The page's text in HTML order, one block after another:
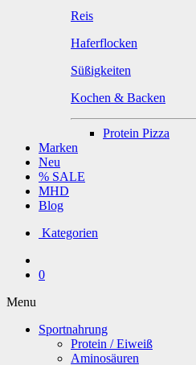
Reis
Haferflocken
Süßigkeiten
Kochen & Backen
Protein Pizza
Marken
Neu
% SALE
MHD
Blog
Kategorien
0
Menu
Sportnahrung
Protein / Eiweiß
Aminosäuren